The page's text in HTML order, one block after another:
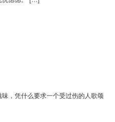
，凭什么要求一个受过伤的人歌颂